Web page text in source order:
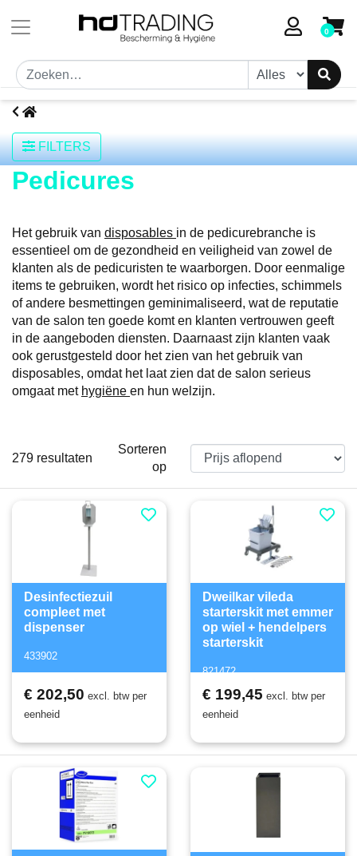
0
FILTERS
Pedicures
Het gebruik van disposables in de pedicurebranche is
essentieel om de gezondheid en veiligheid van zowel de
klanten als de pedicuristen te waarborgen. Door eenmalige
items te gebruiken, wordt het risico op infecties, schimmels
of andere besmettingen geminimaliseerd, wat de reputatie
van de salon ten goede komt en klanten vertrouwen geeft
in de aangeboden diensten. Daarnaast zijn klanten vaak
ook gerustgesteld door het zien van het gebruik van
disposables, omdat het laat zien dat de salon serieus
omgaat met hygiëne en hun welzijn.
279 resultaten
Sorteren
op
Desinfectiezuil
compleet met
dispenser
433902
€ 202,50 excl. btw per
eenheid
Dweilkar vileda
starterskit met emmer
op wiel + hendelpers
starterskit
821472
€ 199,45 excl. btw per
eenheid